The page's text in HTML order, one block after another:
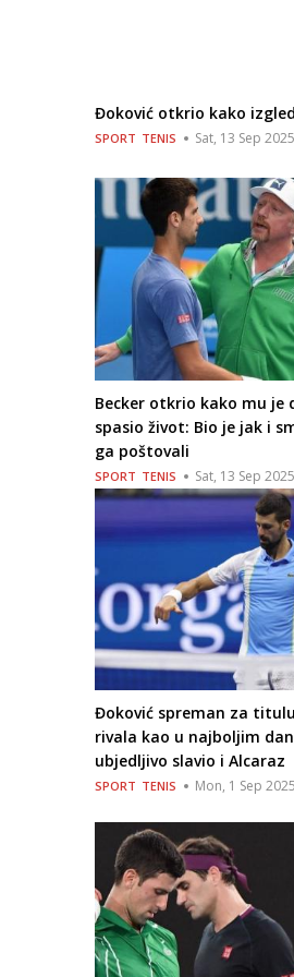
Đoković otkrio kako
SPORT TENIS Sat, 13 Sep
Becker otkrio kako mu je
spasio život: Bio je jak i
ga poštovali
SPORT TENIS Sat, 13 Sep
Đoković spreman za
rivala kao u najboljim
ubjedljivo slavio i Alcaraz
SPORT TENIS Mon, 1 Sep